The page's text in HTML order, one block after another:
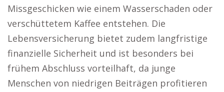
Missgeschicken wie einem Wasserschaden oder
verschüttetem Kaffee entstehen. Die
Lebensversicherung bietet zudem langfristige
finanzielle Sicherheit und ist besonders bei
frühem Abschluss vorteilhaft, da junge
Menschen von niedrigen Beiträgen profitieren